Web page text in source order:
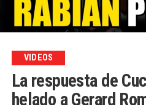
VIDEOS
La respuesta de
helado a Gerard